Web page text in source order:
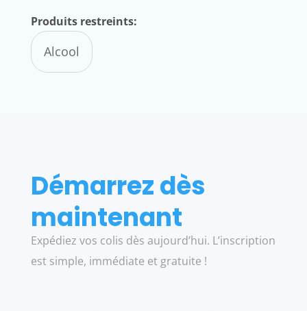
Produits restreints:
Alcool
Démarrez dès
maintenant
Expédiez vos colis dès aujourd’hui. L’inscription
est simple, immédiate et gratuite !